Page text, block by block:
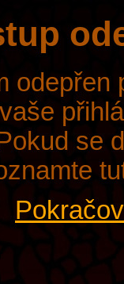
se